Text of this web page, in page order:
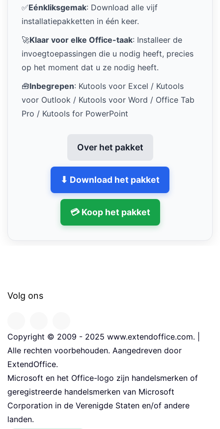
✅Eénkliksgemak: Download alle vijf
installatiepakketten in één keer.
🚀Klaar voor elke Office-taak: Installeer de
invoegtoepassingen die u nodig heeft, precies
op het moment dat u ze nodig heeft.
🧰Inbegrepen: Kutools voor Excel / Kutools
voor Outlook / Kutools voor Word / Office Tab
Pro / Kutools for PowerPoint
Over het pakket
⬇ Download het pakket
💳 Koop het pakket
Volg ons
Copyright © 2009 - 2025 www.extendoffice.com. |
Alle rechten voorbehouden. Aangedreven door
ExtendOffice.
Microsoft en het Office-logo zijn handelsmerken of
geregistreerde handelsmerken van Microsoft
Corporation in de Verenigde Staten en/of andere
landen.